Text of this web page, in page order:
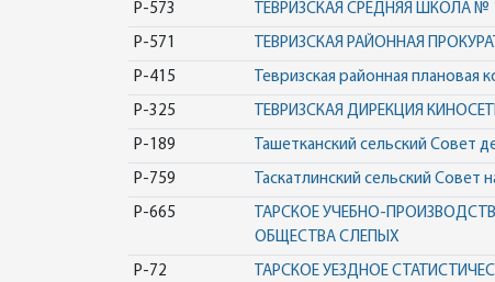
Р-573 ТЕВРИЗСКАЯ СРЕДНЯЯ ШКОЛА №
Р-571 ТЕВРИЗСКАЯ РАЙОННАЯ
Р-415 Тевризская районная плановая
Р-325 ТЕВРИЗСКАЯ ДИРЕКЦИЯ
Р-189 Ташетканский сельский Совет
Р-759 Таскатлинский сельский
Р-665
ТАРСКОЕ УЧЕБНО-
ОБЩЕСТВА СЛЕПЫХ
Р-72 ТАРСКОЕ УЕЗДНОЕ